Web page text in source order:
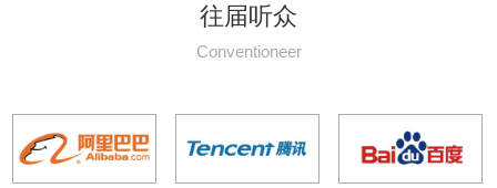
往届听众
Conventioneer